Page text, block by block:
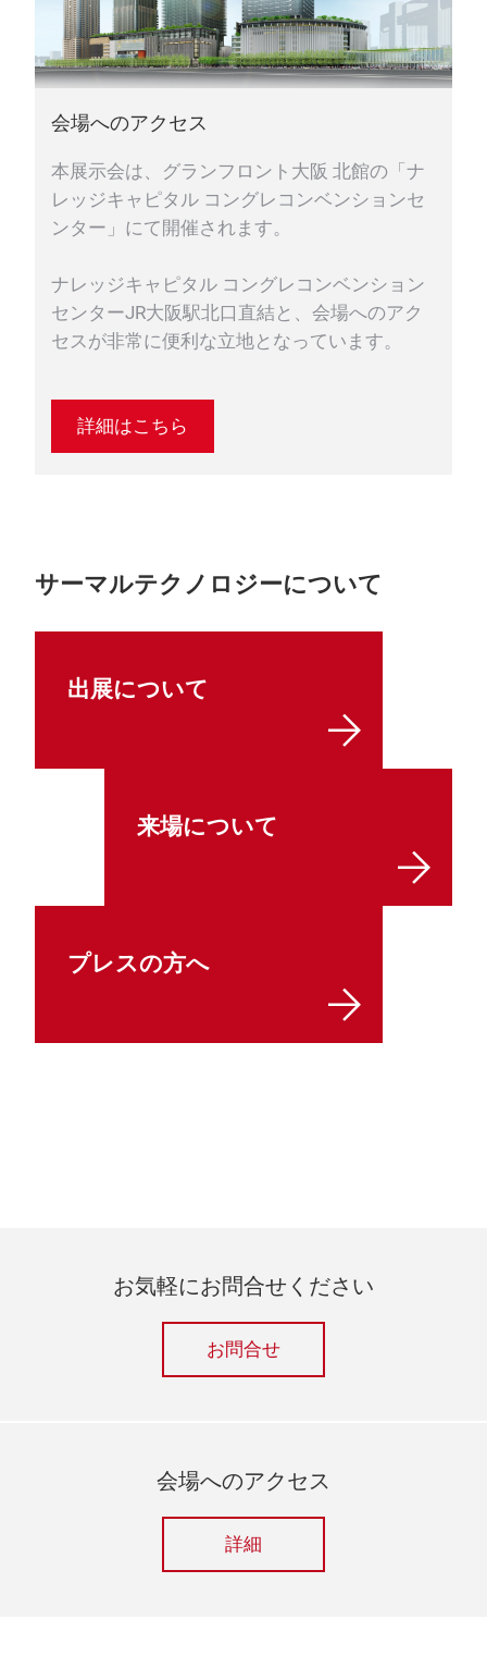
会場へのアクセス
本展示会は、グランフロント大阪 北館の「ナ
レッジキャピタル コングレコンベンションセ
ンター」にて開催されます。
ナレッジキャピタル コングレコンベンション
センターJR大阪駅北口直結と、会場へのアク
セスが非常に便利な立地となっています。
詳細はこちら
サーマルテクノロジーについて
出展について
来場について
プレスの方へ
お気軽にお問合せください
お問合せ
会場へのアクセス
詳細